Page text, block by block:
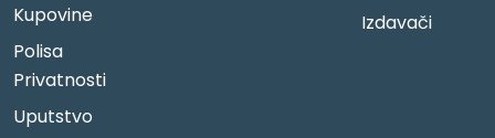
Kupovine
Polisa
Privatnosti
Uputstvo
Izdavači